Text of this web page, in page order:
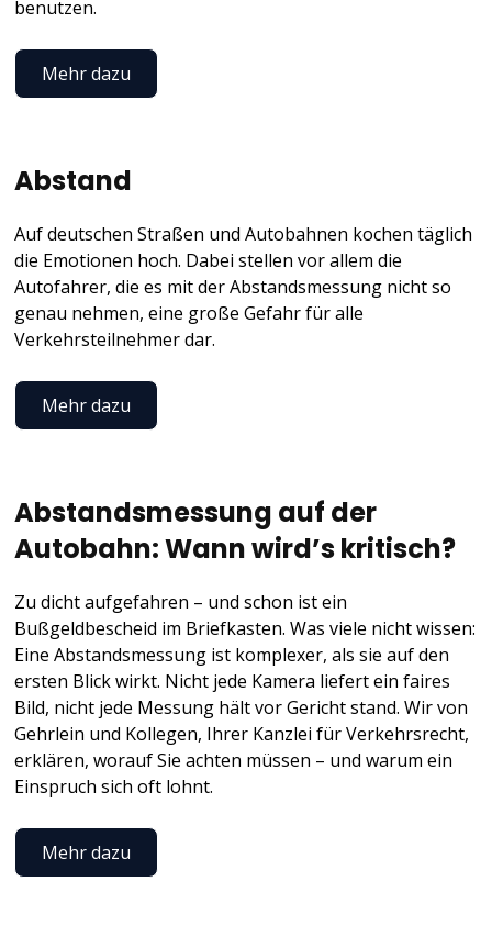
benutzen.
Mehr dazu
Abstand
Auf deutschen Straßen und Autobahnen kochen täglich
die Emotionen hoch. Dabei stellen vor allem die
Autofahrer, die es mit der Abstandsmessung nicht so
genau nehmen, eine große Gefahr für alle
Verkehrsteilnehmer dar.
Mehr dazu
Abstandsmessung auf der
Autobahn: Wann wird’s kritisch?
Zu dicht aufgefahren – und schon ist ein
Bußgeldbescheid im Briefkasten. Was viele nicht wissen:
Eine Abstandsmessung ist komplexer, als sie auf den
ersten Blick wirkt. Nicht jede Kamera liefert ein faires
Bild, nicht jede Messung hält vor Gericht stand. Wir von
Gehrlein und Kollegen, Ihrer Kanzlei für Verkehrsrecht,
erklären, worauf Sie achten müssen – und warum ein
Einspruch sich oft lohnt.
Mehr dazu